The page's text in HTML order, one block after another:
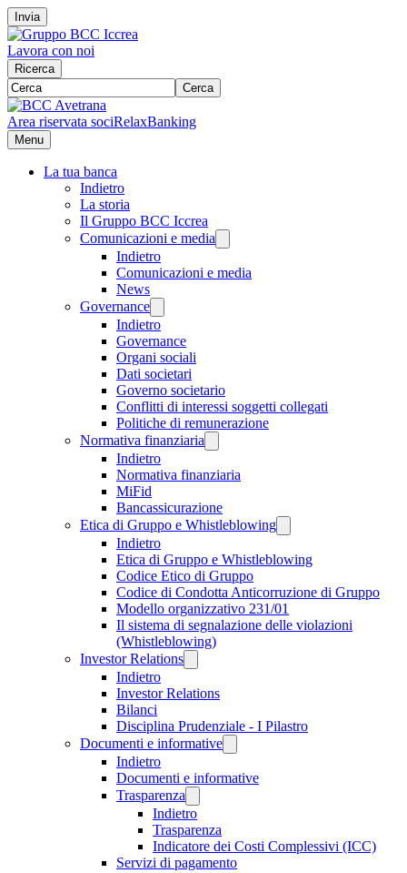
Invia
Lavora con noi
Ricerca
Cerca
Area riservata sociRelaxBanking
Menu
La tua banca
Indietro
La storia
Il Gruppo BCC Iccrea
Comunicazioni e media
Indietro
Comunicazioni e media
News
Governance
Indietro
Governance
Organi sociali
Dati societari
Governo societario
Conflitti di interessi soggetti collegati
Politiche di remunerazione
Normativa finanziaria
Indietro
Normativa finanziaria
MiFid
Bancassicurazione
Etica di Gruppo e Whistleblowing
Indietro
Etica di Gruppo e Whistleblowing
Codice Etico di Gruppo
Codice di Condotta Anticorruzione di Gruppo
Modello organizzativo 231/01
Il sistema di segnalazione delle violazioni
(Whistleblowing)
Investor Relations
Indietro
Investor Relations
Bilanci
Disciplina Prudenziale - I Pilastro
Documenti e informative
Indietro
Documenti e informative
Trasparenza
Indietro
Trasparenza
Indicatore dei Costi Complessivi (ICC)
Servizi di pagamento